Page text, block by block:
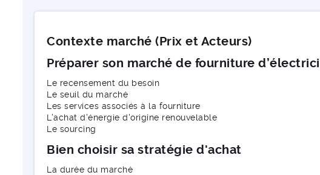
Contexte marché (Prix et Acteurs)
Préparer son marché de fourniture
Le recensement du besoin
Le seuil du marché
Les services associés à la fourniture
L'achat d'énergie d'origine renouvelable
Le sourcing
Bien choisir sa stratégie d'achat
La durée du marché